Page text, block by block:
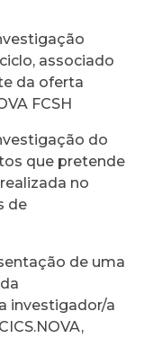
associado
da oferta
FCSH
do
que pretende
no
de
de uma
investigador/a